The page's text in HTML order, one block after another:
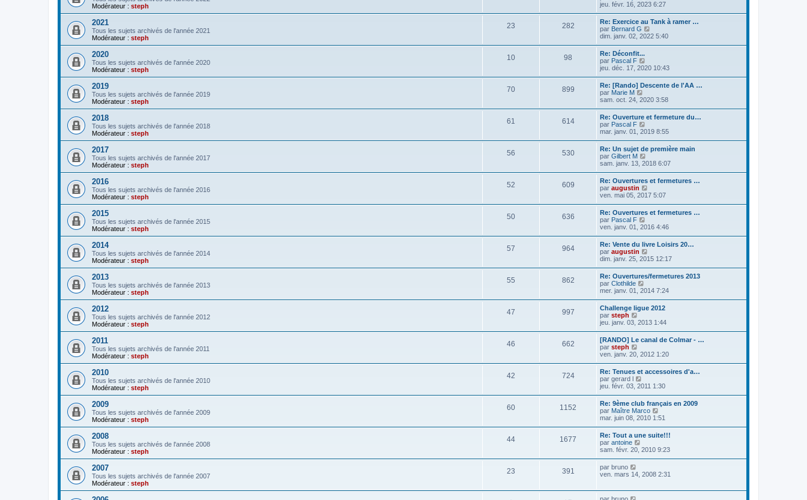
a
g
e
r
s
s
a
g
e
l
e
d
e
r
n
i
m
e
s
a
t
e
r
l
e
d
n
i
e
r
e
s
s
g
Modérateur : steph
o
u
t
e
e
d
e
r
n
e
r
e
s
s
g
jeu. févr. 16, 2023 6:27
2021
Tous les sujets archivés de l'année 2021
Modérateur : steph
23 282
Re: Exercice au Tank à ramer …
par Bernard G
o
l
t
e
r
e
d
e
r
n
i
e
r
e
s
s
g
dim. janv. 02, 2022 5:40
2020
Tous les sujets archivés de l'année 2020
Modérateur : steph
10 98
Re: Déconfit...
par Pascal F
o
u
l
t
e
r
e
d
e
r
n
i
e
r
m
e
s
s
g
jeu. déc. 17, 2020 10:43
2019
Tous les sujets archivés de l'année 2019
Modérateur : steph
70 899
Re: [Rando] Descente de l'AA …
par Marie M
o
u
l
t
e
r
l
e
d
e
r
n
i
e
r
m
e
s
s
a
g
sam. oct. 24, 2020 3:58
2018
Tous les sujets archivés de l'année 2018
Modérateur : steph
61 614
Re: Ouverture et fermeture du…
par Pascal F
o
u
l
t
e
r
l
e
d
e
r
n
i
e
r
m
e
s
s
g
mar. janv. 01, 2019 8:55
2017
Tous les sujets archivés de l'année 2017
Modérateur : steph
56 530
Re: Un sujet de première main
par Gilbert M
o
u
l
t
e
r
e
d
e
r
n
i
e
r
e
s
s
g
sam. janv. 13, 2018 6:07
2016
Tous les sujets archivés de l'année 2016
Modérateur : steph
52 609
Re: Ouvertures et fermetures …
par augustin
o
u
l
t
e
r
e
d
e
r
n
i
e
r
e
s
s
g
ven. mai 05, 2017 5:07
2015
Tous les sujets archivés de l'année 2015
Modérateur : steph
50 636
Re: Ouvertures et fermetures …
par Pascal F
o
u
l
t
e
r
e
d
e
r
n
i
e
r
e
s
s
g
ven. janv. 01, 2016 4:46
2014
Tous les sujets archivés de l'année 2014
Modérateur : steph
57 964
Re: Vente du livre Loisirs 20…
par augustin
o
s
u
l
t
e
r
e
d
e
r
n
i
e
r
e
s
s
a
g
dim. janv. 25, 2015 12:17
2013
Tous les sujets archivés de l'année 2013
Modérateur : steph
55 862
Re: Ouvertures/fermetures 2013
par Clothilde
o
u
l
t
e
r
e
d
e
r
n
i
e
r
m
e
s
s
g
mer. janv. 01, 2014 7:24
2012
Tous les sujets archivés de l'année 2012
Modérateur : steph
47 997
Challenge ligue 2012
par steph
o
u
e
r
l
e
d
e
r
n
i
e
r
m
e
s
g
jeu. janv. 03, 2013 1:44
2011
Tous les sujets archivés de l'année 2011
Modérateur : steph
46 662
[RANDO] Le canal de Colmar - …
par steph
o
u
l
t
e
r
l
e
d
e
r
n
i
e
m
s
ven. janv. 20, 2012 1:20
2010
Tous les sujets archivés de l'année 2010
Modérateur : steph
42 724
Re: Tenues et accessoires d'a…
par gerard l
o
s
u
l
t
e
r
e
d
r
n
e
jeu. févr. 03, 2011 1:30
2009
Tous les sujets archivés de l'année 2009
Modérateur : steph
60 1152
Re: 9ème club français en 2009
par Maître Marco
o
u
l
t
e
l
d
mar. juin 08, 2010 1:51
2008
Tous les sujets archivés de l'année 2008
Modérateur : steph
44 1677
Re: Tout a une suite!!!
par antoine
o
u
l
e
sam. févr. 20, 2010 9:23
2007
Tous les sujets archivés de l'année 2007
Modérateur : steph
23 391 par bruno
o
ven. mars 14, 2008 2:31